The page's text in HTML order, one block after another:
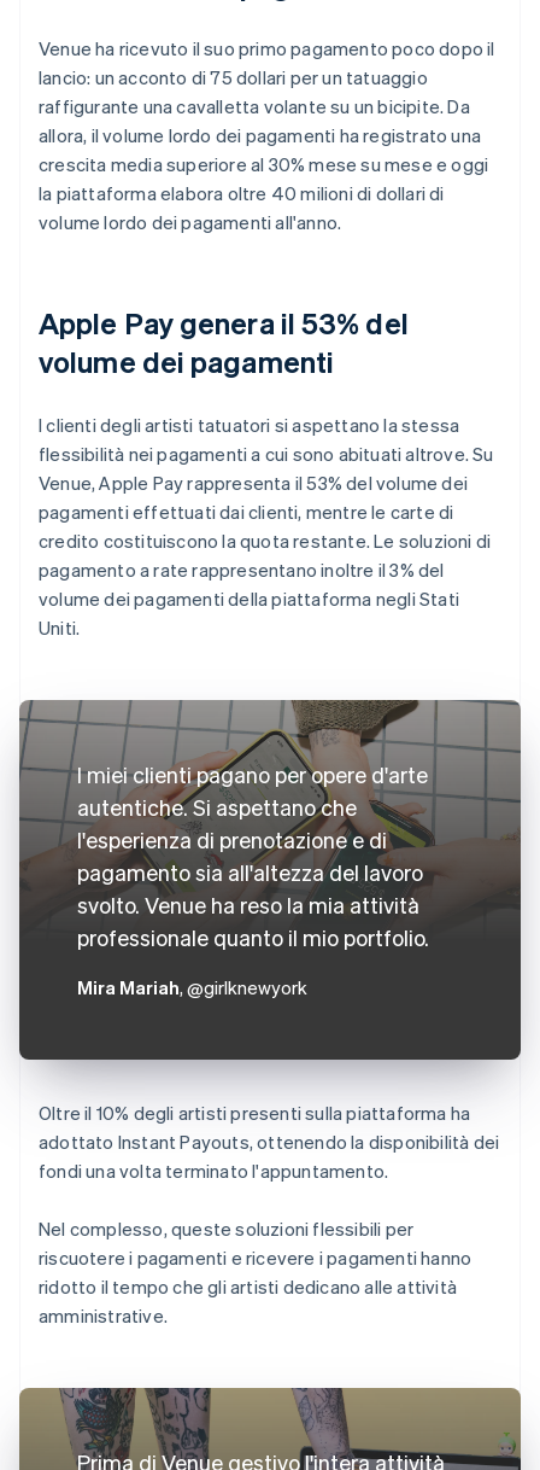
Venue ha ricevuto il suo primo pagamento poco dopo il
lancio: un acconto di 75 dollari per un tatuaggio
raffigurante una cavalletta volante su un bicipite. Da
allora, il volume lordo dei pagamenti ha registrato una
crescita media superiore al 30% mese su mese e oggi
la piattaforma elabora oltre 40 milioni di dollari di
volume lordo dei pagamenti all'anno.
Apple Pay genera il 53% del
volume dei pagamenti
I clienti degli artisti tatuatori si aspettano la stessa
flessibilità nei pagamenti a cui sono abituati altrove. Su
Venue, Apple Pay rappresenta il 53% del volume dei
pagamenti effettuati dai clienti, mentre le carte di
credito costituiscono la quota restante. Le soluzioni di
pagamento a rate rappresentano inoltre il 3% del
volume dei pagamenti della piattaforma negli Stati
Uniti.
I miei clienti pagano per opere d'arte
autentiche. Si aspettano che
l'esperienza di prenotazione e di
pagamento sia all'altezza del lavoro
svolto. Venue ha reso la mia attività
professionale quanto il mio portfolio.
Mira Mariah, @girlknewyork
Oltre il 10% degli artisti presenti sulla piattaforma ha
adottato Instant Payouts, ottenendo la disponibilità dei
fondi una volta terminato l'appuntamento.
Nel complesso, queste soluzioni flessibili per
riscuotere i pagamenti e ricevere i pagamenti hanno
ridotto il tempo che gli artisti dedicano alle attività
amministrative.
Prima di Venue gestivo l'intera attività